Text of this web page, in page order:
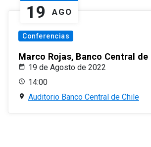
19 AGO
Conferencias
Marco Rojas, Banco Central de
19 de Agosto de 2022
14:00
Auditorio Banco Central de Chile